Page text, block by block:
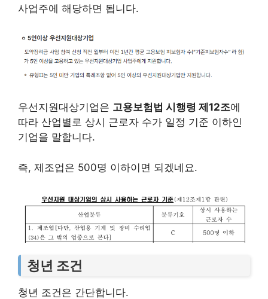
사업주에 해당하면 됩니다.
우선지원대상기업은 고용보험법 시행령 제12조에
따라 산업별로 상시 근로자 수가 일정 기준 이하인
기업을 말합니다.
즉, 제조업은 500명 이하이면 되겠네요.
청년 조건
청년 조건은 간단합니다.